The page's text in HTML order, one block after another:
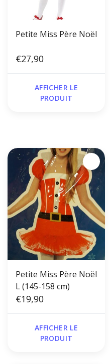
Petite Miss Père Noël
€27,90
AFFICHER LE
PRODUIT
Petite Miss Père Noël
L (145-158 cm)
€19,90
AFFICHER LE
PRODUIT